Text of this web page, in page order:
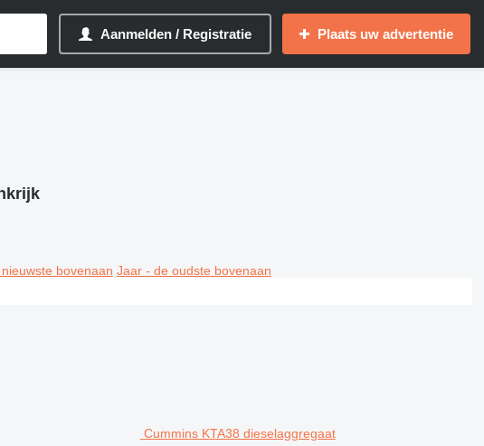
Aanmelden / Registratie Plaats uw advertentie
bovenaan Jaar - de oudste bovenaan
Cummins KTA38 dieselaggregaat